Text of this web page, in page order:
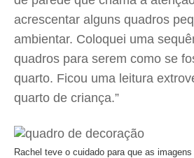
acrescentar alguns quadros
ambientar. Coloquei uma
quadros para serem como se
quarto. Ficou uma leitura
quarto de criança.”
Rachel teve o cuidado para que as